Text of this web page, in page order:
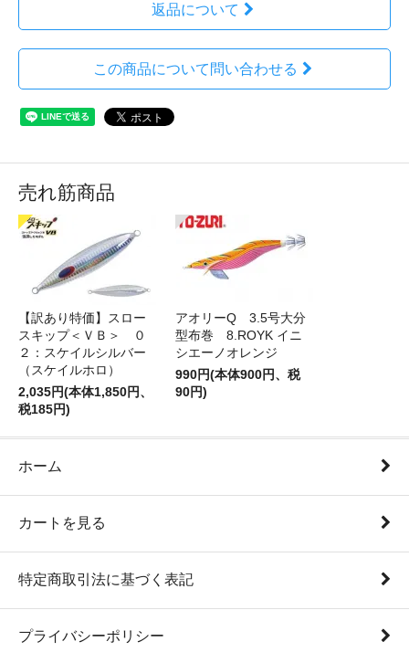
返品について
この商品について問い合わせる
売れ筋商品
【訳あり特価】スロー
スキップ＜ＶＢ＞ ０
２：スケイルシルバー
（スケイルホロ）
2,035円(本体1,850円、
税185円)
アオリーQ 3.5号大分
型布巻 8.ROYK イニ
シエーノオレンジ
990円(本体900円、税
90円)
ホーム
カートを見る
特定商取引法に基づく表記
プライバシーポリシー